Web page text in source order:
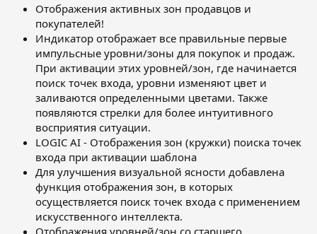
Отображения активных зон продавцов и
покупателей!
Индикатор отображает все правильные первые
импульсные уровни/зоны для покупок и продаж.
При активации этих уровней/зон, где начинается
поиск точек входа, уровни изменяют цвет и
заливаются определенными цветами. Также
появляются стрелки для более интуитивного
восприятия ситуации.
LOGIC AI - Отображения зон (кружки) поиска точек
входа при активации шаблона
Для улучшения визуальной ясности добавлена
функция отображения зон, в которых
осуществляется поиск точек входа с применением
искусственного интеллекта.
Отображения уровней/зон со старшего